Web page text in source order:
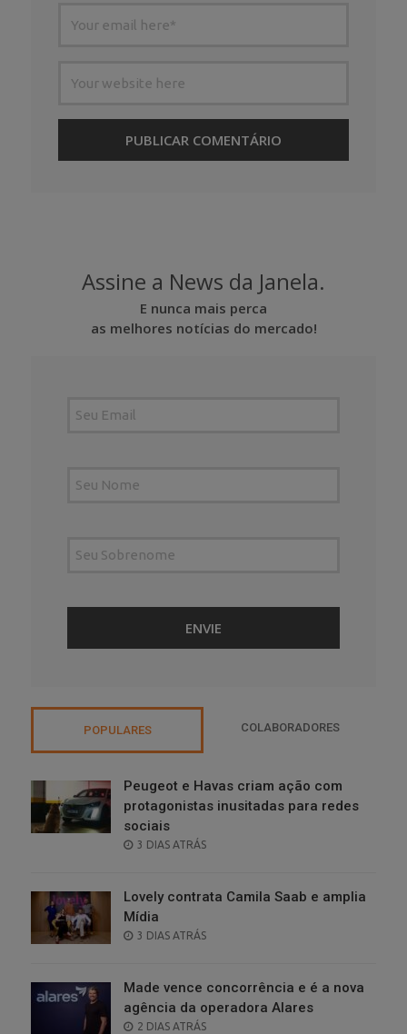
Assine a News da Janela.
E nunca mais perca
as melhores notícias do mercado!
POPULARES COLABORADORES
Peugeot e Havas criam ação com
protagonistas inusitadas para redes
sociais
POSTED
3 DIAS ATRÁS
Lovely contrata Camila Saab e amplia
Mídia
POSTED
3 DIAS ATRÁS
Made vence concorrência e é a nova
agência da operadora Alares
POSTED
2 DIAS ATRÁS